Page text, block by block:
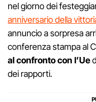
nel giorno dei
anniversario della
annuncio a sorpresa
conferenza stampa al
al confronto con l’Ue
dei rapporti.